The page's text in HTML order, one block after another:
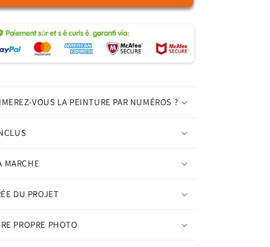
par
VOUS LA PEINTURE PAR NUMÉROS ?
MARCHE
DU PROJET
PROPRE PHOTO